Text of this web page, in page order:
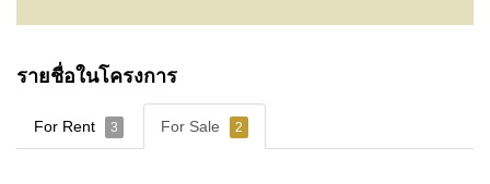
รายชื่อในโครงการ
For Rent 3 For Sale 2